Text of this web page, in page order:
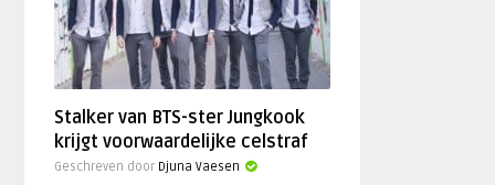
Stalker van BTS-ster Jungkook
krijgt voorwaardelijke celstraf
Geschreven door Djuna Vaesen